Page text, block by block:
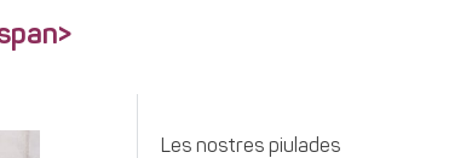
Les nostres piulades